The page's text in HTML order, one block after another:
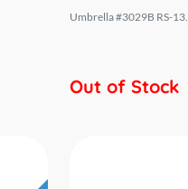
Umbrella #3029B RS-13...
Out of Stock